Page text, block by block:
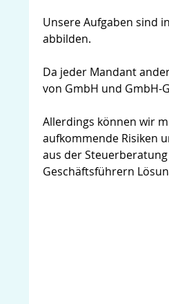
Unsere Aufgaben sind
abbilden.
Da jeder Mandant
von GmbH und GmbH-
Allerdings können wir
aufkommende Risiken
aus der
Geschäftsführern